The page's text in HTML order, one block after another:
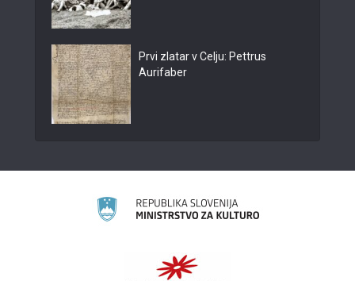
Prvi zlatar v Celju: Pettrus
Aurifaber